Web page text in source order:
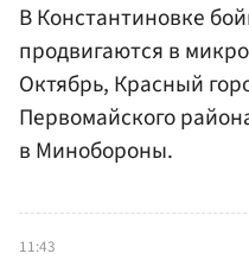
В Константиновке
продвигаются в
Октябрь, Красный
Первомайского
в Минобороны.
11:43